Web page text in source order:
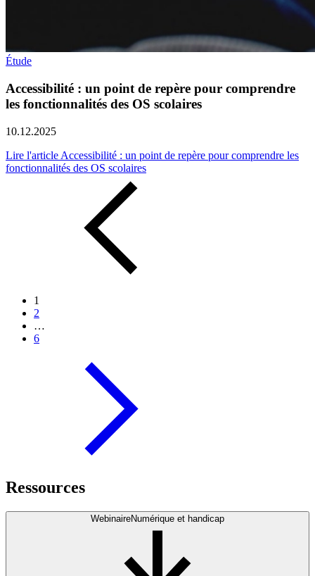
Étude
Accessibilité : un point de repère pour comprendre
les fonctionnalités des OS scolaires
10.12.2025
Lire l'article Accessibilité : un point de repère pour comprendre les
fonctionnalités des OS scolaires
1
2
…
6
Ressources
WebinaireNumérique et handicap